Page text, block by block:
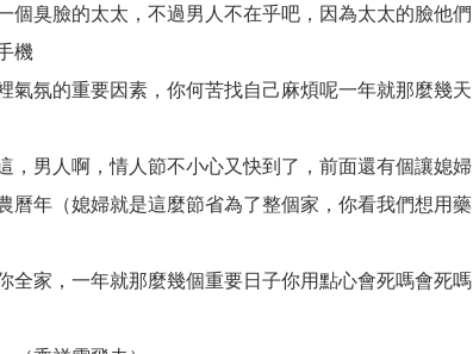
個臭臉的太太，不過男人不在乎吧，因為太太的臉他們
機
氣氛的重要因素，你何苦找自己麻煩呢一年就那麼幾天
，男人啊，情人節不小心又快到了，前面還有個讓媳婦
曆年（媳婦就是這麼節省為了整個家，你看我們想用藥
全家，一年就那麼幾個重要日子你用點心會死嗎會死嗎